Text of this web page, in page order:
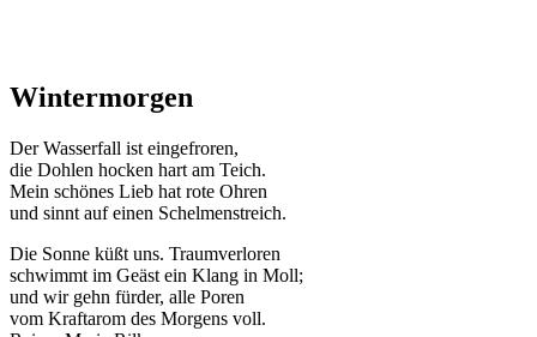
Wintermorgen
Der Wasserfall ist eingefroren,
die Dohlen hocken hart am Teich.
Mein schönes Lieb hat rote Ohren
und sinnt auf einen Schelmenstreich.
Die Sonne küßt uns. Traumverloren
schwimmt im Geäst ein Klang in Moll;
und wir gehn fürder, alle Poren
vom Kraftarom des Morgens voll.